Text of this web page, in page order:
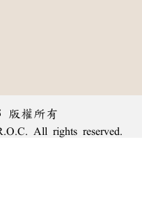
版權所有
All rights reserved.